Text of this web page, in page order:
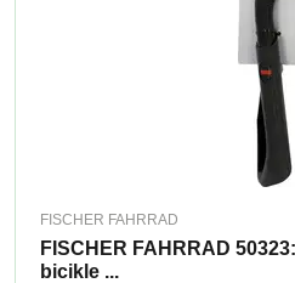
FISCHER FAHRRAD
FISCHER FAHRRAD
bicikle ...